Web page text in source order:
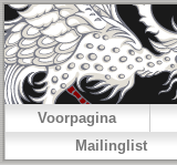
Voorpagina
Mailinglist